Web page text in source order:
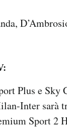
Plus e Sky
Inter sarà
Sport 2